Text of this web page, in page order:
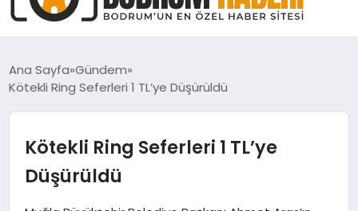
BODRUM BODRUM
SIYASET
Ana Sayfa Gündem
Kötekli Ring Seferleri 1 TL’ye Düşürüldü
Kötekli Ring Seferleri 1 TL’ye
Düşürüldü